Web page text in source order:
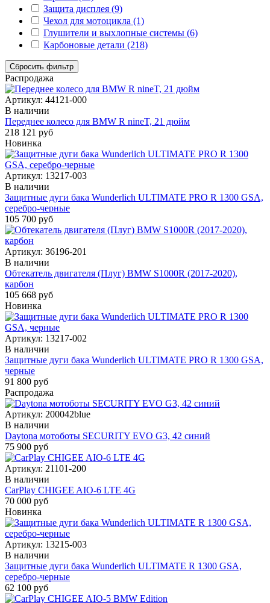
Защита дисплея (9)
Чехол для мотоцикла (1)
Глушители и выхлопные системы (6)
Карбоновые детали (218)
Сбросить фильтр
Распродажа
Артикул: 44121-000
В наличии
Переднее колесо для BMW R nineT, 21 дюйм
218 121 руб
Новинка
Артикул: 13217-003
В наличии
Защитные дуги бака Wunderlich ULTIMATE PRO R 1300 GSA,
серебро-черные
105 700 руб
Артикул: 36196-201
В наличии
Обтекатель двигателя (Плуг) BMW S1000R (2017-2020),
карбон
105 668 руб
Новинка
Артикул: 13217-002
В наличии
Защитные дуги бака Wunderlich ULTIMATE PRO R 1300 GSA,
черные
91 800 руб
Распродажа
Артикул: 200042blue
В наличии
Daytona мотоботы SECURITY EVO G3, 42 синий
75 900 руб
Артикул: 21101-200
В наличии
CarPlay CHIGEE AIO-6 LTE 4G
70 000 руб
Новинка
Артикул: 13215-003
В наличии
Защитные дуги бака Wunderlich ULTIMATE R 1300 GSA,
серебро-черные
62 100 руб